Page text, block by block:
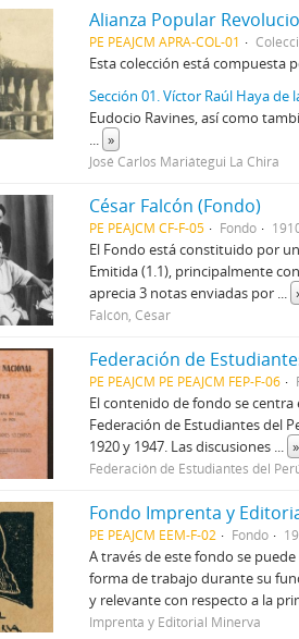
Alianza Popular
PE PEAJCM APRA-COL-01
Esta colección está compuesta
Sección 01. Víctor Raúl Haya de
Eudocio Ravines, así como
... »
José Carlos Mariátegui La Chira
César Falcón (Fondo)
PE PEAJCM CF-F-05 Fondo
El Fondo está constituido por
Emitida (1.1), principalmente
aprecia 3 notas enviadas por ...
Falcón, César
Federación de
PE PEAJCM PE PEAJCM FEP-F-06
El contenido de fondo se
Federación de Estudiantes del
1920 y 1947. Las discusiones ... »
Federación de Estudiantes del
Fondo Imprenta y
PE PEAJCM EEM-F-02 Fondo
A través de este fondo se
forma de trabajo durante su
y relevante con respecto a la
Imprenta y Editorial Minerva